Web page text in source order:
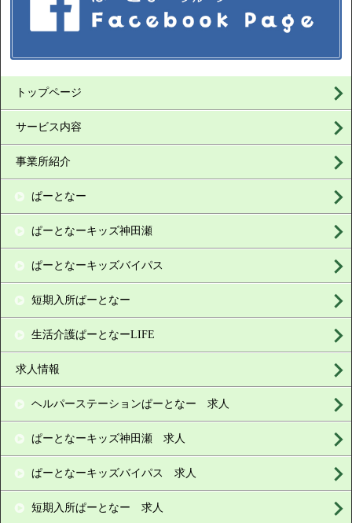
トップページ
サービス内容
事業所紹介
ぱーとなー
ぱーとなーキッズ神田瀬
ぱーとなーキッズバイパス
短期入所ぱーとなー
生活介護ぱーとなーLIFE
求人情報
ヘルパーステーションぱーとなー 求人
ぱーとなーキッズ神田瀬 求人
ぱーとなーキッズバイパス 求人
短期入所ぱーとなー 求人